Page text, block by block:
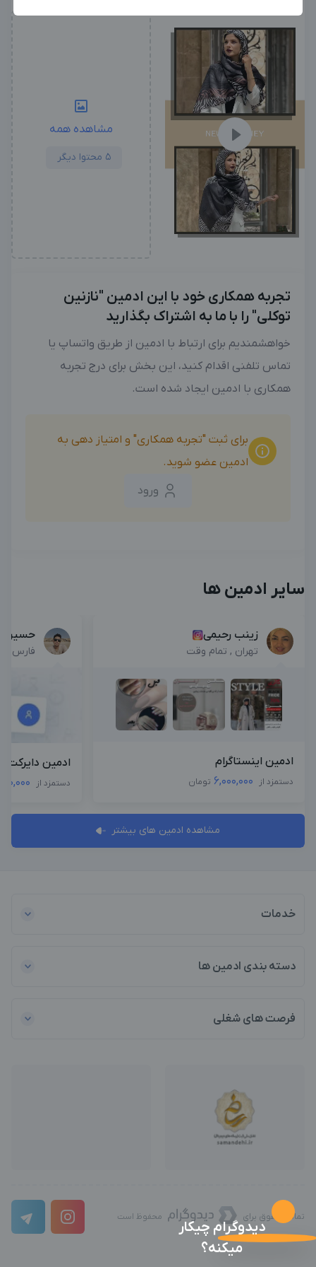
مشاهده همه
5 محتوا دیگر
تجربه همکاری خود با این ادمین "نازنین
توکلی" را با ما به اشتراک بگذارید
خواهشمندیم برای ارتباط با ادمین از طریق واتساپ یا
تماس تلفنی اقدام کنید، این بخش برای درج تجربه
همکاری با ادمین ایجاد شده است.
برای ثبت "تجربه همکاری" و امتیاز دهی به
ادمین عضو شوید.
ورود
سایر ادمین ها
زینب رحیمی
تهران , تمام وقت
ادمین اینستاگرام
دستمزد از 6,000,000 تومان
حسین
فارس ,
ادمین دایرکت
دستمزد از
مشاهده ادمین های بیشتر
خدمات
دسته بندی ادمین ها
فرصت های شغلی
تمامی حقوق برای محفوظ است
دیدوگرام چیکار
میکنه؟
بزرگترین پیج ادمینی